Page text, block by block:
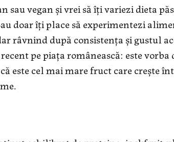
sau vegan și vrei să îți variezi dieta
doar îți place să experimentezi
râvnind după consistența și gustul
pe piața românească: este vorba
este cel mai mare fruct care crește